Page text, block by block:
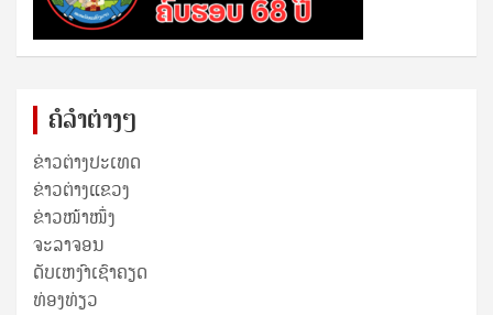
ຄໍລຳຕ່າງໆ
ຂ່າວຕ່າງປະເທດ
ຂ່າວ​ຕ່າງ​ແຂວງ
ຂ່າວໜ້າໜຶ່ງ
ຈະລາຈອນ
ດັບເຫງົາເຊົາຄຽດ
ທ່ອງທ່ຽວ